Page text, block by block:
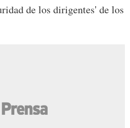
de los dirigentes' de los